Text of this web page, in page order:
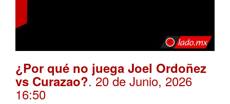
¿Por qué no juega Joel Ordoñez
vs Curazao?. 20 de Junio, 2026
16:50